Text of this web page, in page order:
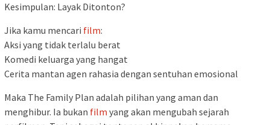
Kesimpulan: Layak Ditonton?
Jika kamu mencari film:
Aksi yang tidak terlalu berat
Komedi keluarga yang hangat
Cerita mantan agen rahasia dengan sentuhan emosional
Maka The Family Plan adalah pilihan yang aman dan
menghibur. Ia bukan film yang akan mengubah sejarah